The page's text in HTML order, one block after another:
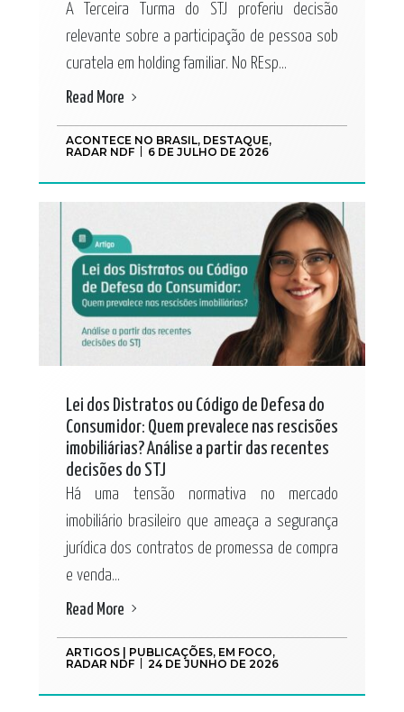
A Terceira Turma do STJ proferiu decisão
relevante sobre a participação de pessoa sob
curatela em holding familiar. No REsp...
Read More
ACONTECE NO BRASIL, DESTAQUE,
RADAR NDF
6 DE JULHO DE 2026
Lei dos Distratos ou Código de Defesa do
Consumidor: Quem prevalece nas rescisões
imobiliárias? Análise a partir das recentes
decisões do STJ
Há uma tensão normativa no mercado
imobiliário brasileiro que ameaça a segurança
jurídica dos contratos de promessa de compra
e venda...
Read More
ARTIGOS | PUBLICAÇÕES, EM FOCO,
RADAR NDF
24 DE JUNHO DE 2026